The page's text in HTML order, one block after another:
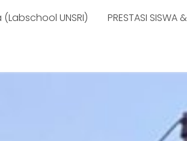
UNSRI) PRESTASI SISWA